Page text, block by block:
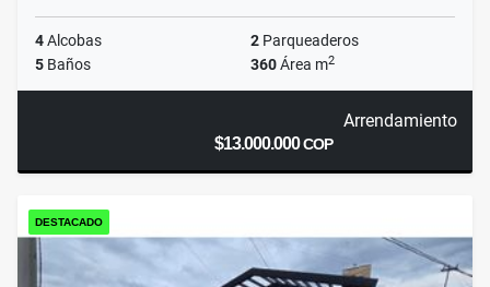
4Alcobas 2 Parqueaderos
5 Baños 360Área m2
Arrendamiento
$13.000.000COP
DESTACADO